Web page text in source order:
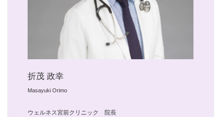
折茂 政幸
Masayuki Orimo
ウェルネス宮前クリニック 院長